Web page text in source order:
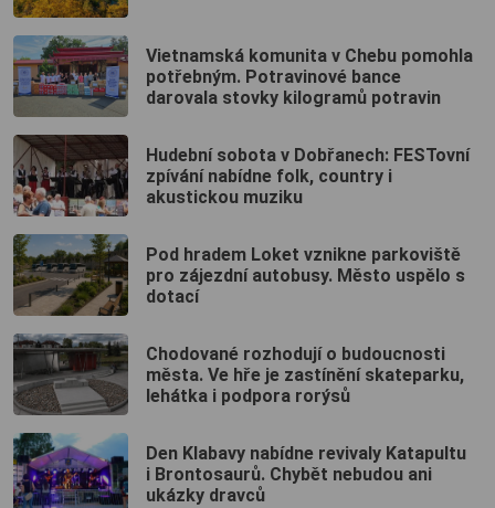
Vietnamská komunita v Chebu pomohla
potřebným. Potravinové bance
darovala stovky kilogramů potravin
Hudební sobota v Dobřanech: FESTovní
zpívání nabídne folk, country i
akustickou muziku
Pod hradem Loket vznikne parkoviště
pro zájezdní autobusy. Město uspělo s
dotací
Chodované rozhodují o budoucnosti
města. Ve hře je zastínění skateparku,
lehátka i podpora rorýsů
Den Klabavy nabídne revivaly Katapultu
i Brontosaurů. Chybět nebudou ani
ukázky dravců